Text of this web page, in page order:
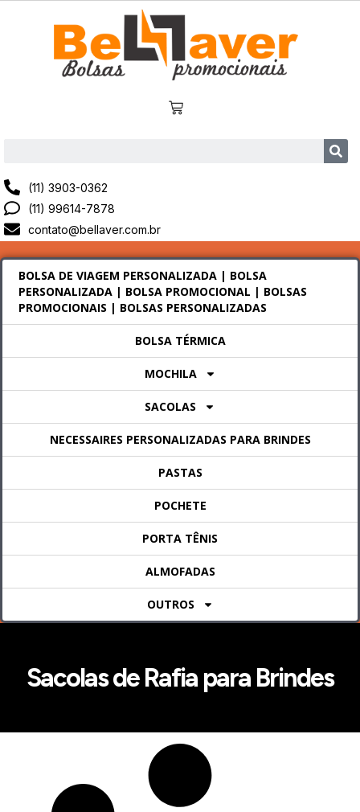
(11) 3903-0362
(11) 99614-7878
contato@bellaver.com.br
BOLSA DE VIAGEM PERSONALIZADA | BOLSA
PERSONALIZADA | BOLSA PROMOCIONAL | BOLSAS
PROMOCIONAIS | BOLSAS PERSONALIZADAS
BOLSA TÉRMICA
MOCHILA
SACOLAS
NECESSAIRES PERSONALIZADAS PARA BRINDES
PASTAS
POCHETE
PORTA TÊNIS
ALMOFADAS
OUTROS
Sacolas de Rafia para Brindes